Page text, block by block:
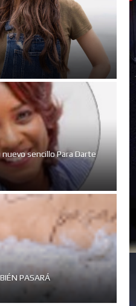
sencillo Para Darte
PASARÁ